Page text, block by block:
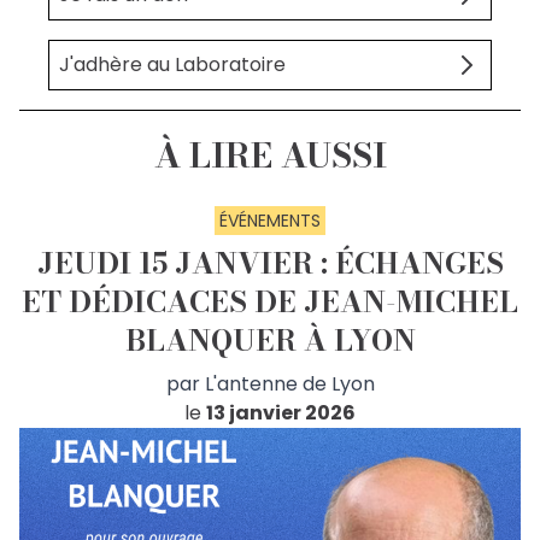
J'adhère au Laboratoire
À LIRE AUSSI
ÉVÉNEMENTS
JEUDI 15 JANVIER : ÉCHANGES
ET DÉDICACES DE JEAN-MICHEL
BLANQUER À LYON
par L'antenne de Lyon
le13 janvier 2026